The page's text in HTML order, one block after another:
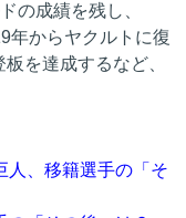
の成績を残し、
年からヤクルトに復
を達成するなど、
人、移籍選手の「そ